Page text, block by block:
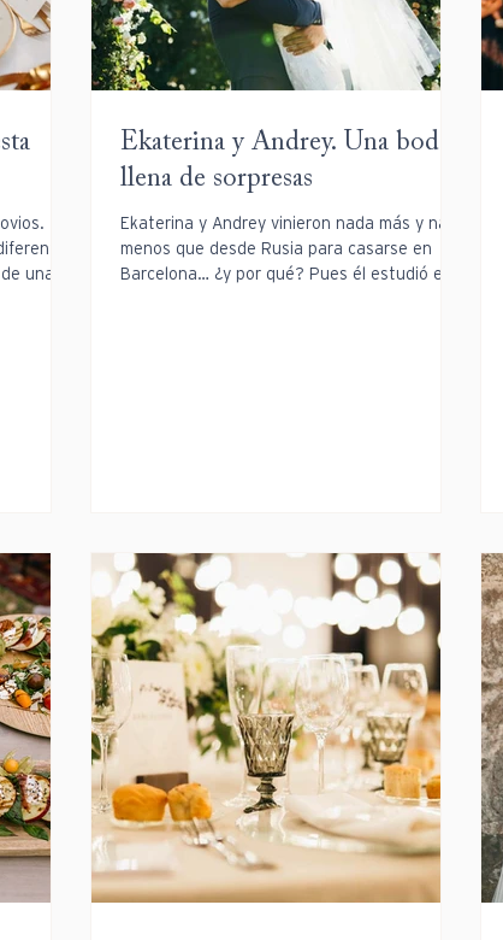
una...
Ekaterina y Andrey. Una boda
llena de sorpresas
Ekaterina y Andrey vinieron nada más y nada
menos que desde Rusia para casarse en
Barcelona… ¿y por qué? Pues él estudió el